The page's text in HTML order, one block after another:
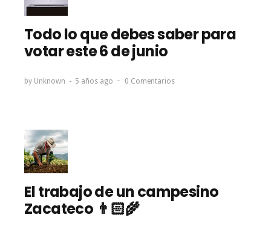
Todo lo que debes saber para
votar este 6 de junio
by Unknown 5 años ago 0 Comentarios
El trabajo de un campesino
Zacateco 👨🏻‍🌾